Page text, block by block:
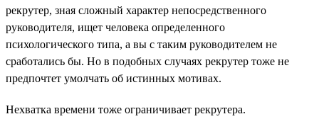
рекрутер, зная сложный характер непосредственного
руководителя, ищет человека определенного
психологического типа, а вы с таким руководителем не
сработались бы. Но в подобных случаях рекрутер тоже не
предпочтет умолчать об истинных мотивах.
Нехватка времени тоже ограничивает рекрутера.